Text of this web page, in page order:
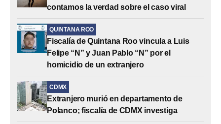
contamos la verdad sobre el caso viral
QUINTANA ROO
Fiscalía de Quintana Roo vincula a Luis
Felipe “N” y Juan Pablo “N” por el
homicidio de un extranjero
CDMX
Extranjero murió en departamento de
Polanco; fiscalía de CDMX investiga